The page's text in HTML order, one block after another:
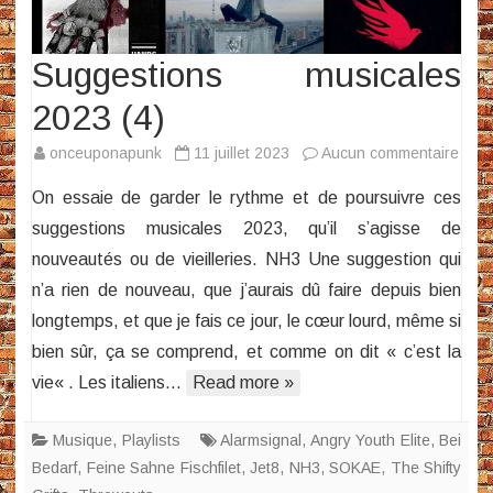
Suggestions musicales
2023 (4)
onceuponapunk 11 juillet 2023 Aucun commentaire sur
2023
(4)
On essaie de garder le rythme et de poursuivre ces
suggestions musicales 2023, qu’il s’agisse de
nouveautés ou de vieilleries. NH3 Une suggestion qui
n’a rien de nouveau, que j’aurais dû faire depuis bien
longtemps, et que je fais ce jour, le cœur lourd, même si
bien sûr, ça se comprend, et comme on dit « c’est la
vie« . Les italiens…
Read more »
Musique, Playlists Alarmsignal, Angry Youth Elite,Bei
Bedarf, Feine Sahne Fischfilet, Jet8, NH3, SOKAE, The Shifty